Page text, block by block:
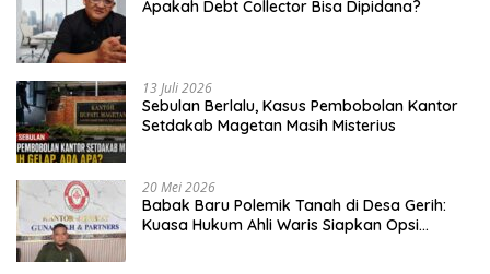
Apakah Debt Collector Bisa Dipidana?
13 Juli 2026
Sebulan Berlalu, Kasus Pembobolan Kantor
Setdakab Magetan Masih Misterius
20 Mei 2026
Babak Baru Polemik Tanah di Desa Gerih:
Kuasa Hukum Ahli Waris Siapkan Opsi